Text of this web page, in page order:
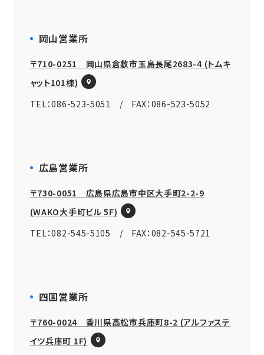
岡山営業所
〒710-0251 岡山県倉敷市玉島長尾2683-4 (トムキ
ャット101棟)
TEL：086-523-5051 / FAX：086-523-5052
広島営業所
〒730-0051 広島県広島市中区大手町2-2-9
(WAKO大手町ビル 5F)
TEL：082-545-5105 / FAX：082-545-5721
四国営業所
〒760-0024 香川県高松市兵庫町8-2 (アルファステ
イツ兵庫町 1F)